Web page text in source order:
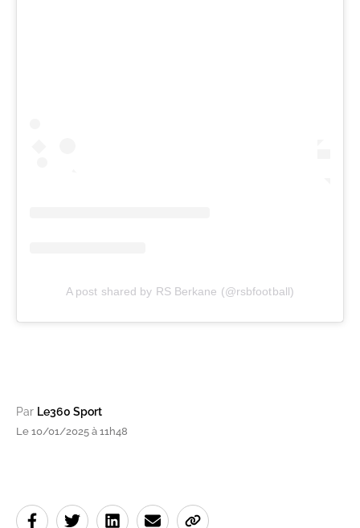
A post shared by RS Berkane (@rsbfootball)
Par Le360 Sport
Le 10/01/2025 à 11h48